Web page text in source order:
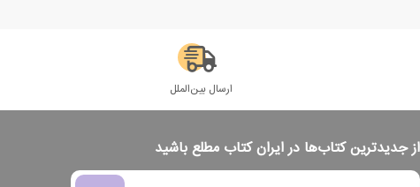
ارسال بین‌الملل
از جدیدترین کتاب‌ها در ایران کتاب مطلع باشید